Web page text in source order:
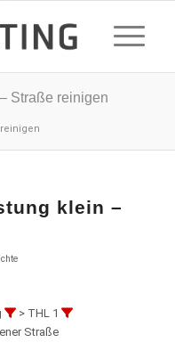
Straße reinigen
klein –
> THL 1
Straße